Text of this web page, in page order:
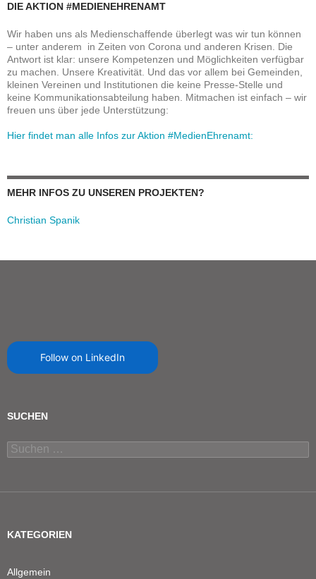
DIE AKTION #MEDIENEHRENAMT
Wir haben uns als Medienschaffende überlegt was wir tun können
– unter anderem in Zeiten von Corona und anderen Krisen. Die
Antwort ist klar: unsere Kompetenzen und Möglichkeiten verfügbar
zu machen. Unsere Kreativität. Und das vor allem bei Gemeinden,
kleinen Vereinen und Institutionen die keine Presse-Stelle und
keine Kommunikationsabteilung haben. Mitmachen ist einfach – wir
freuen uns über jede Unterstützung:
Hier findet man alle Infos zur Aktion #MedienEhrenamt:
MEHR INFOS ZU UNSEREN PROJEKTEN?
Christian Spanik
Follow on LinkedIn
SUCHEN
Suchen
nach:
KATEGORIEN
Allgemein